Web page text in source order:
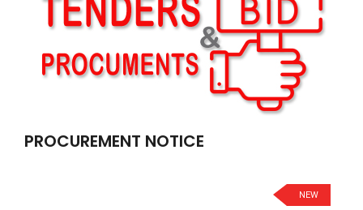
PROCUREMENT NOTICE
NEW